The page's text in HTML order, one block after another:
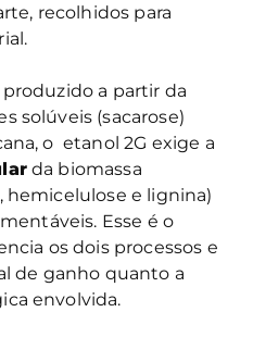
recolhidos para
a partir da
solúveis (sacarose)
o etanol 2G exige a
da biomassa
hemicelulose e lignina)
Esse é o
os dois processos e
de ganho quanto a
envolvida.